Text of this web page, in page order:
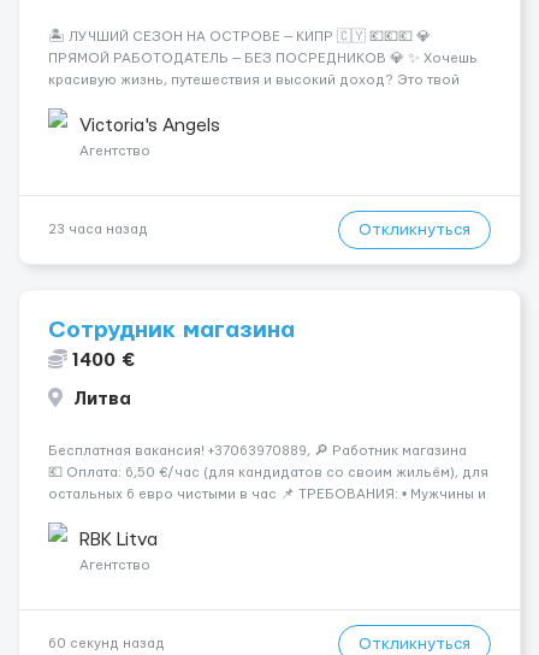
🏝️ ЛУЧШИЙ СЕЗОН НА ОСТРОВЕ — КИПР 🇨🇾 💶💶💶 💎
ПРЯМОЙ РАБОТОДАТЕЛЬ — БЕЗ ПОСРЕДНИКОВ 💎 ✨ Хочешь
красивую жизнь, путешествия и высокий доход? Это твой
Опытная команда с годами практики — Стабильный поток
клиентов (без ...
Victoria's Angels
Агентство
23 часа назад Откликнуться
Сотрудник магазина
1400 €
Литва
Бесплатная вакансия! +37063970889, 🔎 Работник магазина
💶 Оплата: 6,50 €/час (для кандидатов со своим жильём), для
остальных 6 евро чистыми в час 📌 ТРЕБОВАНИЯ: • Мужчины и
работать &bul...
RBK Litva
Агентство
60 секунд назад Откликнуться